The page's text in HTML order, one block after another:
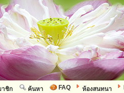
ห้องสนทนา
FAQ
ค้นหา
าชิก